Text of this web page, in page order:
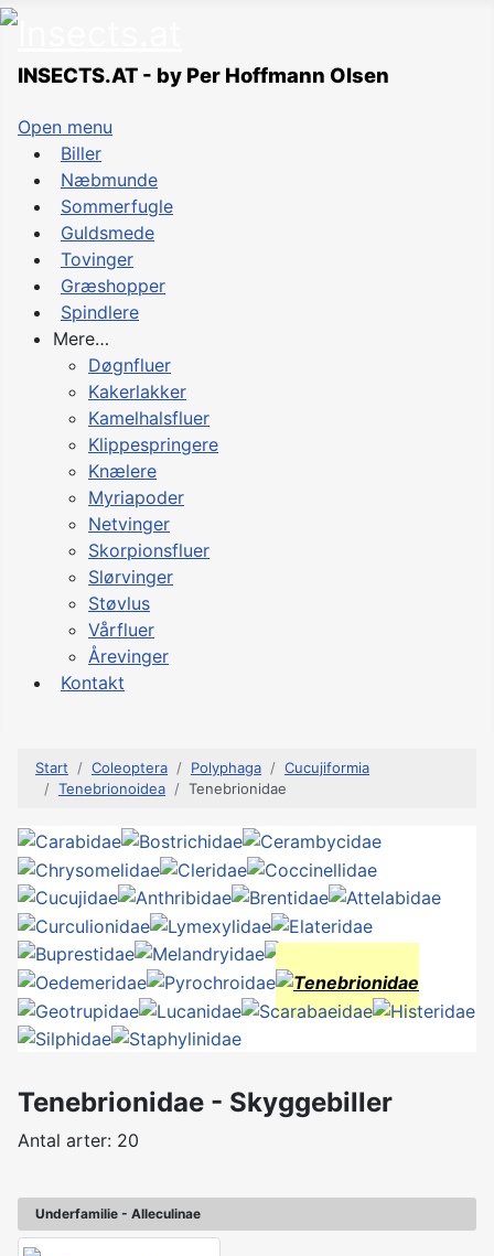
INSECTS.AT - by Per Hoffmann Olsen
Open menu
Biller
Næbmunde
Sommerfugle
Guldsmede
Tovinger
Græshopper
Spindlere
Mere…
Døgnfluer
Kakerlakker
Kamelhalsfluer
Klippespringere
Knælere
Myriapoder
Netvinger
Skorpionsfluer
Slørvinger
Støvlus
Vårfluer
Årevinger
Kontakt
Start Coleoptera Polyphaga
Cucujiformia
Tenebrionoidea
Tenebrionidae
Tenebrionidae - Skyggebiller
Antal arter: 20
Underfamilie - Alleculinae